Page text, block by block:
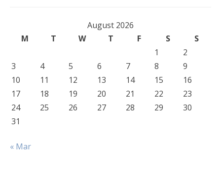
August 2026
M
T W T F S
S
1
2
3
4 5 6 7 8
9
10
11 12 13 14 15
16
17
18 19 20 21 22
23
24
25 26 27 28 29
30
31
« Mar